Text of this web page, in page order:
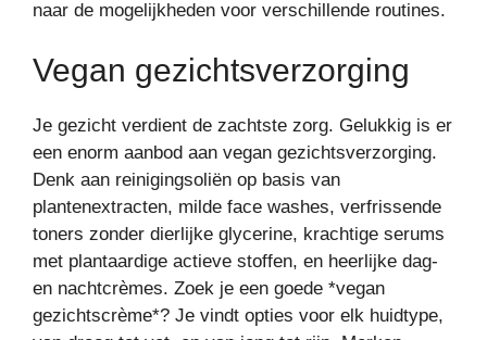
naar de mogelijkheden voor verschillende routines.
Vegan gezichtsverzorging
Je gezicht verdient de zachtste zorg. Gelukkig is er
een enorm aanbod aan vegan gezichtsverzorging.
Denk aan reinigingsoliën op basis van
plantenextracten, milde face washes, verfrissende
toners zonder dierlijke glycerine, krachtige serums
met plantaardige actieve stoffen, en heerlijke dag-
en nachtcrèmes. Zoek je een goede *vegan
gezichtscrème*? Je vindt opties voor elk huidtype,